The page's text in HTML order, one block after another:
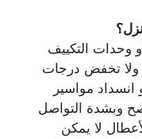
وحدات التكييف
ولا تخفض درجات
مواسير
وبشدة التواصل
لا يمكن